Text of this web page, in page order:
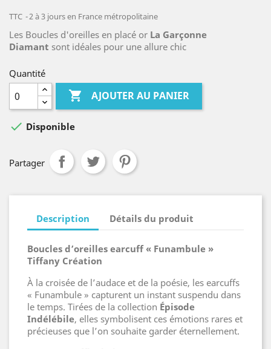
TTC 2 à 3 jours en France métropolitaine
Les Boucles d'oreilles en placé or La Garçonne
Diamant sont idéales pour une allure chic
Quantité
 AJOUTER AU PANIER
 Disponible
Partager
Description Détails du produit
Boucles d’oreilles earcuff « Funambule »
Tiffany Création
À la croisée de l’audace et de la poésie, les earcuffs
« Funambule » capturent un instant suspendu dans
le temps. Tirées de la collection Épisode
Indélébile, elles symbolisent ces émotions rares et
précieuses que l’on souhaite garder éternellement.